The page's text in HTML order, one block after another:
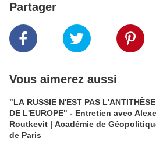
Partager
Vous aimerez aussi
"LA RUSSIE N'EST PAS L'ANTITHÈSE
DE L'EUROPE" - Entretien avec Alexeï
Routkevit | Académie de Géopolitique
de Paris